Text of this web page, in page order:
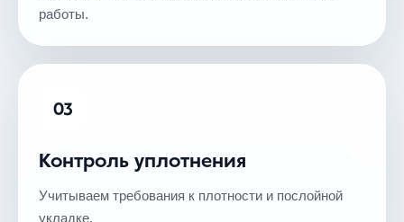
работы.
03
Контроль уплотнения
Учитываем требования к плотности и послойной
укладке.